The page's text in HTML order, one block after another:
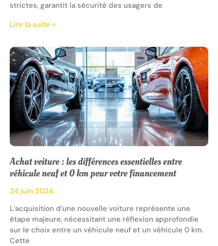
strictes, garantit la sécurité des usagers de
Lire la suite »
Achat voiture : les différences essentielles entre
véhicule neuf et 0 km pour votre financement
24 juin 2024
L’acquisition d’une nouvelle voiture représente une
étape majeure, nécessitant une réflexion approfondie
sur le choix entre un véhicule neuf et un véhicule 0 km.
Cette